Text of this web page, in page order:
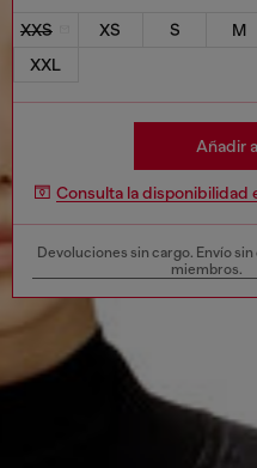
XXS XS S M
XXL
Añadir
Consulta la disponibilidad
Devoluciones sin cargo. Envío sin
miembros.